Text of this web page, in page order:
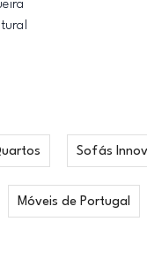
Sofás
Móveis de Portugal